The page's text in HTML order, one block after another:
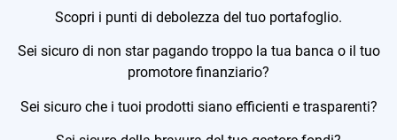
Scopri i punti di debolezza del tuo portafoglio.
Sei sicuro di non star pagando troppo la tua banca o il tuo
promotore finanziario?
Sei sicuro che i tuoi prodotti siano efficienti e trasparenti?